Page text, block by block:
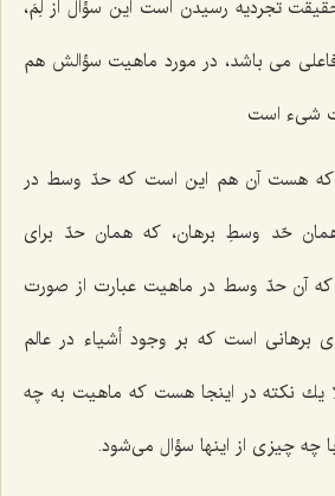
تجردیه رسیدن است این سؤال از لِمَ،
فاعلى مى باشد، در مورد ماهیت سؤالش هم
شیء است
هست آن هم این است كه حدّ وسط در
حّد وسطِ برهان، كه همان حدّ براى
آن حدّ وسط در ماهیت عبارت از صورت
است كه بر وجود أشیاء در عالم
یك نكته در اینجا هست كه ماهیت به چه
چیزى از اینها سؤال مى‌شود.